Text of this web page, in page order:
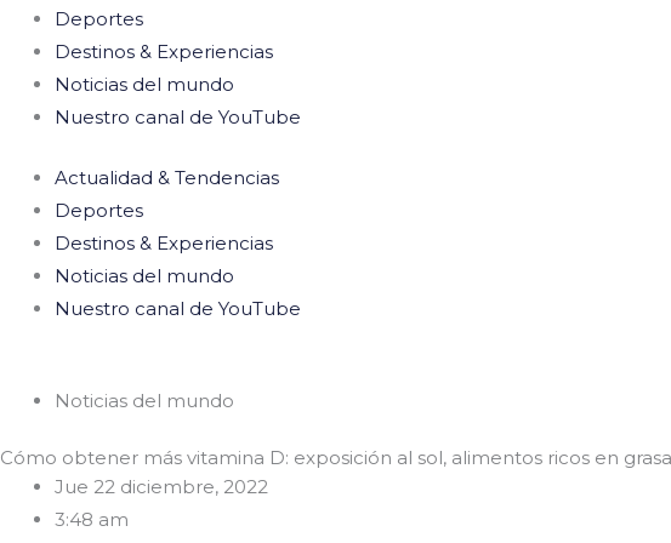
Deportes
Destinos & Experiencias
Noticias del mundo
Nuestro canal de YouTube
Actualidad & Tendencias
Deportes
Destinos & Experiencias
Noticias del mundo
Nuestro canal de YouTube
Noticias del mundo
Cómo obtener más vitamina D: exposición al sol, alimentos ricos en
Jue 22 diciembre, 2022
3:48 am